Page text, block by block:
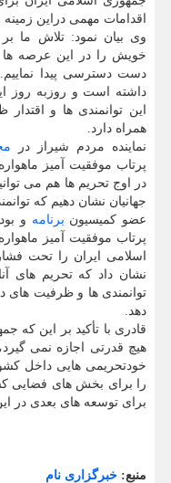
اقدامات مهمی دراین زمینه
وی بیان نمود: تلاش ما
خویش را در این عرصه ها
دست دسترسی پیدا نماییم.
داشته است و روزبه روز
این توانمندی ها و
همراه دارد.
نماینده مردم شیراز در
در اوج تحریم ها هم می
جهانیان نشان دهیم که
عضو کمیسیون برنامه و
اسلامی ایران را تحت
نشان داد که تحریم های
توانمندی ها و ظرفیت های
دهد.
قادری با تأکید بر این که
هیچ قدرتی اجازه نمی
خودتحریمی هایی داخل
را برای بخش های فضایی
برای توسعه های بعدی در
منبع: خبرگزاری نام